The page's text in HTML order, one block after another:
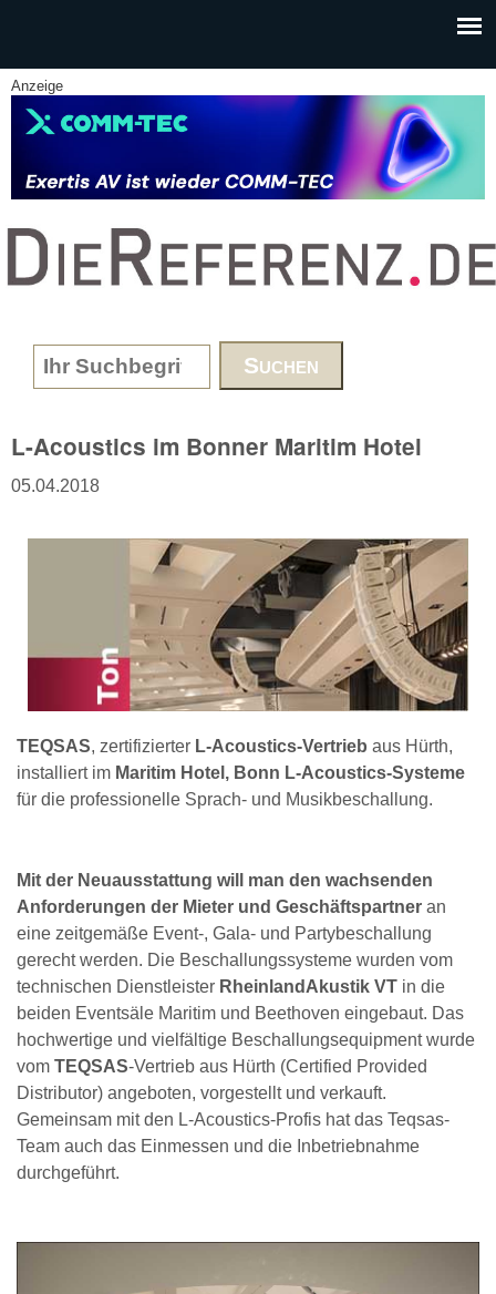
Anzeige
www.DieReferenz.de
Search form
L-Acoustics im Bonner Maritim Hotel
05.04.2018
TEQSAS, zertifizierter L-Acoustics-Vertrieb aus Hürth,
installiert im Maritim Hotel, Bonn L-Acoustics-Systeme
für die professionelle Sprach- und Musikbeschallung.
Mit der Neuausstattung will man den wachsenden
Anforderungen der Mieter und Geschäftspartner an
eine zeitgemäße Event-, Gala- und Partybeschallung
gerecht werden. Die Beschallungssysteme wurden vom
technischen Dienstleister RheinlandAkustik VT in die
beiden Eventsäle Maritim und Beethoven eingebaut. Das
hochwertige und vielfältige Beschallungsequipment wurde
vom TEQSAS-Vertrieb aus Hürth (Certified Provided
Distributor) angeboten, vorgestellt und verkauft.
Gemeinsam mit den L-Acoustics-Profis hat das Teqsas-
Team auch das Einmessen und die Inbetriebnahme
durchgeführt.